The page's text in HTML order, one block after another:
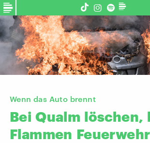
Wenn das Auto brennt
Bei Qualm löschen,
Flammen Feuerwehr